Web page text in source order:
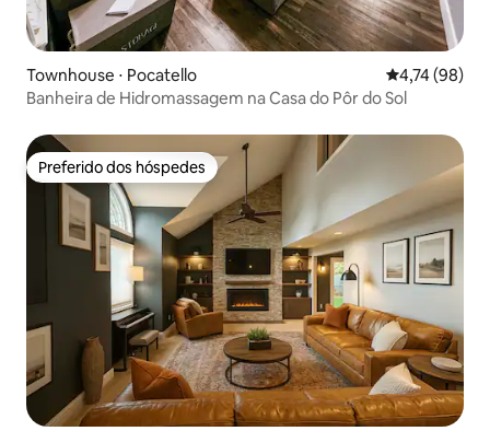
Townhouse ⋅ Pocatello 4,74 de uma
4,74 (98)
Banheira de Hidromassagem na Casa do Pôr do Sol
Preferido dos hóspedes
Preferido dos hóspedes